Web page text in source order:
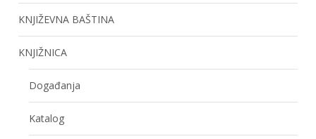
KNJIŽEVNA BAŠTINA
KNJIŽNICA
Događanja
Katalog